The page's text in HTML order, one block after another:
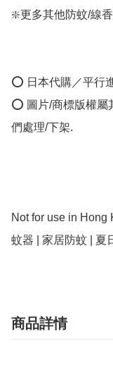
❇️更多其他防蚊/線
⭕ 日本代購／平行
⭕ 圖片/商標版權屬
們處理/下架.
Not for use in Hong
蚊器 | 家居防蚊 | 夏
商品詳情